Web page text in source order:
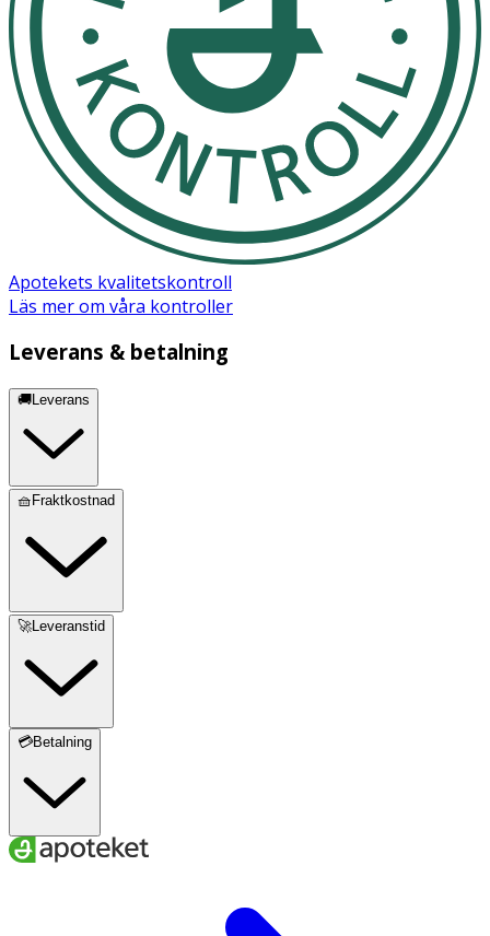
Apotekets kvalitetskontroll
Läs mer om våra kontroller
Leverans & betalning
🚚Leverans
🧺Fraktkostnad
🚀Leveranstid
💳Betalning